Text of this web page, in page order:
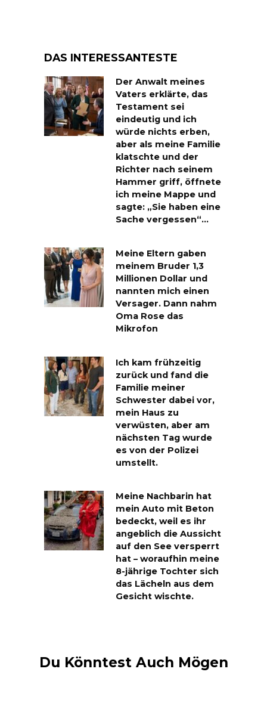
DAS INTERESSANTESTE
Der Anwalt meines
Vaters erklärte, das
Testament sei
eindeutig und ich
würde nichts erben,
aber als meine Familie
klatschte und der
Richter nach seinem
Hammer griff, öffnete
ich meine Mappe und
sagte: „Sie haben eine
Sache vergessen“…
Meine Eltern gaben
meinem Bruder 1,3
Millionen Dollar und
nannten mich einen
Versager. Dann nahm
Oma Rose das
Mikrofon
Ich kam frühzeitig
zurück und fand die
Familie meiner
Schwester dabei vor,
mein Haus zu
verwüsten, aber am
nächsten Tag wurde
es von der Polizei
umstellt.
Meine Nachbarin hat
mein Auto mit Beton
bedeckt, weil es ihr
angeblich die Aussicht
auf den See versperrt
hat – woraufhin meine
8-jährige Tochter sich
das Lächeln aus dem
Gesicht wischte.
Du Könntest Auch Mögen